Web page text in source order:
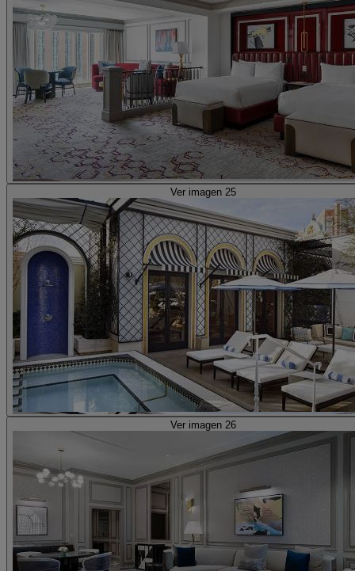
Ver imagen 25
Ver imagen 26